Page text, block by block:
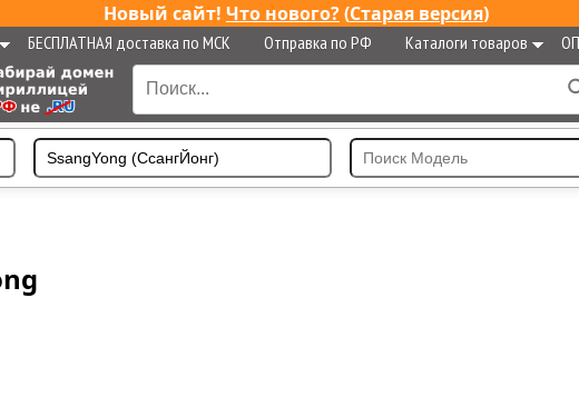
Новый сайт! Что нового?(Старая версия)
БЕСПЛАТНАЯ доставка по МСК Отправка по РФ Каталоги товаров